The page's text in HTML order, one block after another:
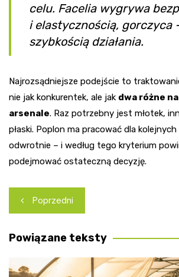
celu. Facelia wygrywa
i elastycznością, gorczyca
szybkością działania.
Najrozsądniejsze podejście to
nie jak konkurentek, ale jak dwa różne
arsenale. Raz potrzebny jest młotek,
płaski. Poplon ma pracować dla kolejnych
odwrotnie – i według tego kryterium
podejmować ostateczną decyzję.
Nawigacja
wpisu
Poprzedni
Powiązane teksty